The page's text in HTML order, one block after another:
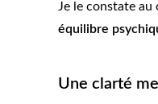
Je le constate au
équilibre
Une clarté